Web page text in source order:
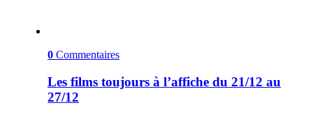
0 Commentaires
Les films toujours à l’affiche du 21/12 au
27/12